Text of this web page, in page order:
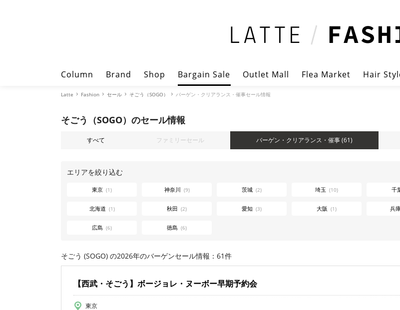
Column Brand Shop Bargain Sale Outlet Mall Flea Market Hair
Latte Fashion セール そごう（SOGO） バーゲン・クリアランス・催事セール情報
そごう（SOGO）のセール情報
すべて ファミリーセール バーゲン・クリアランス・催事(61)
エリアを絞り込む
東京 (1) 神奈川 (9) 茨城 (2) 埼玉 (10) 千
北海道 (1) 秋田 (2) 愛知 (3) 大阪 (1) 兵
広島 (6) 徳島 (6)
そごう (SOGO) の2026年のバーゲンセール情報：61件
【西武・そごう】ボージョレ・ヌーボー早期予約会
東京